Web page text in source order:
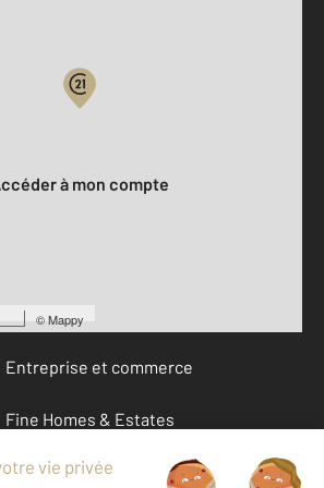
©Mappy
Accéder à mon compte
Devenir franchisé
Entreprise et commerce
Fine Homes & Estates
À propos